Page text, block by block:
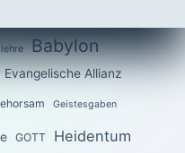
Babylon
Evangelische Allianz
Geistesgaben
GOTT Heidentum